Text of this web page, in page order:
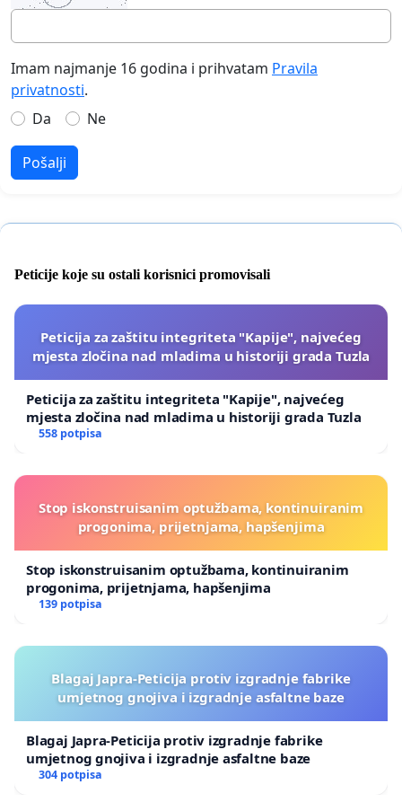
Imam najmanje 16 godina i prihvatam Pravila
privatnosti.
Da
Ne
Pošalji
Peticije koje su ostali korisnici promovisali
Peticija za zaštitu integriteta "Kapije", najvećeg
mjesta zločina nad mladima u historiji grada Tuzla
Peticija za zaštitu integriteta "Kapije", najvećeg
mjesta zločina nad mladima u historiji grada Tuzla
558 potpisa
Stop iskonstruisanim optužbama, kontinuiranim
progonima, prijetnjama, hapšenjima
Stop iskonstruisanim optužbama, kontinuiranim
progonima, prijetnjama, hapšenjima
139 potpisa
Blagaj Japra-Peticija protiv izgradnje fabrike
umjetnog gnojiva i izgradnje asfaltne baze
Blagaj Japra-Peticija protiv izgradnje fabrike
umjetnog gnojiva i izgradnje asfaltne baze
304 potpisa